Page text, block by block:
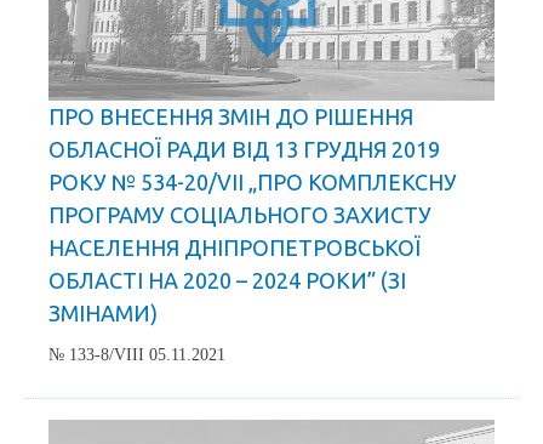
ПРО ВНЕСЕННЯ ЗМІН ДО РІШЕННЯ
ОБЛАСНОЇ РАДИ ВІД 13 ГРУДНЯ 2019
РОКУ № 534-20/VІІ „ПРО КОМПЛЕКСНУ
ПРОГРАМУ СОЦІАЛЬНОГО ЗАХИСТУ
НАСЕЛЕННЯ ДНІПРОПЕТРОВСЬКОЇ
ОБЛАСТІ НА 2020 – 2024 РОКИ” (ЗІ
ЗМІНАМИ)
№ 133-8/VIII 05.11.2021